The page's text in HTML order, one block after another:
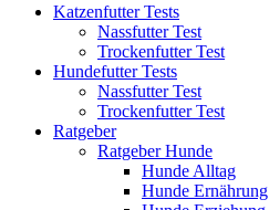
Katzenfutter Tests
Nassfutter Test
Trockenfutter Test
Hundefutter Tests
Nassfutter Test
Trockenfutter Test
Ratgeber
Ratgeber Hunde
Hunde Alltag
Hunde Ernährung